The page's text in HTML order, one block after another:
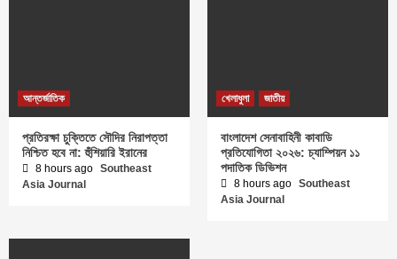
আন্তর্জাতিক
প্রতিরক্ষা চুক্তিতে সৌদির নিরাপত্তা
নিশ্চিত হবে না: হুঁশিয়ারি ইরানের
8 hours ago Southeast
Asia Journal
খেলাধুলা জাতীয়
বাংলাদেশ সেনাবাহিনী কাবাডি
প্রতিযোগিতা ২০২৬: চ্যাম্পিয়ন ১১
পদাতিক ডিভিশন
8 hours ago Southeast
Asia Journal